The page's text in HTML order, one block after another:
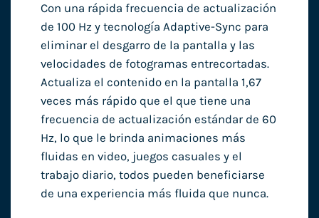
Con una rápida frecuencia de actualización
de 100 Hz y tecnología Adaptive-Sync para
eliminar el desgarro de la pantalla y las
velocidades de fotogramas entrecortadas.
Actualiza el contenido en la pantalla 1,67
veces más rápido que el que tiene una
frecuencia de actualización estándar de 60
Hz, lo que le brinda animaciones más
fluidas en video, juegos casuales y el
trabajo diario, todos pueden beneficiarse
de una experiencia más fluida que nunca.